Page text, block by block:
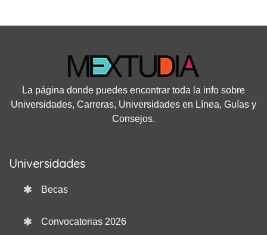
La página donde puedes encontrar toda la info sobre
Universidades, Carreras, Universidades en Línea, Guías y
Consejos.
Universidades
Becas
Convocatorias 2026